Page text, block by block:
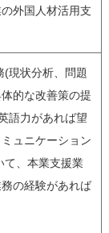
外国人材活用支
(現状分析、問題
的な改善策の提
語力があれば望
ュニケーション
て、本業支援業
の経験があれば